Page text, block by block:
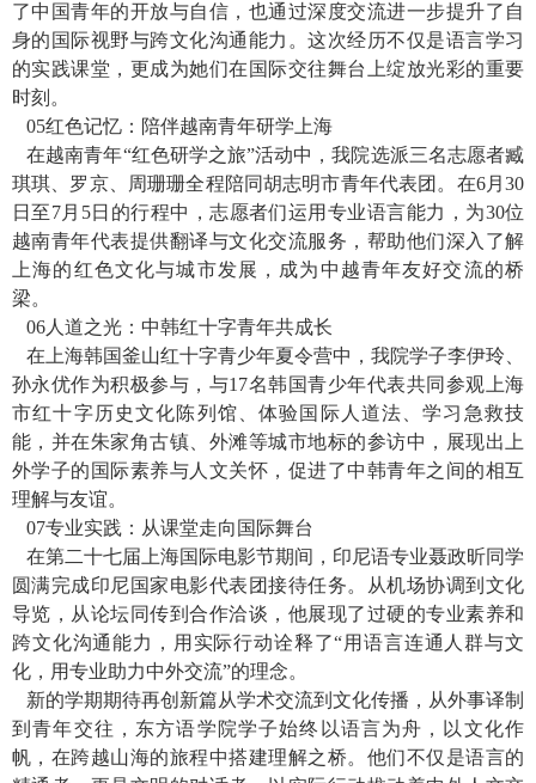
了中国青年的开放与自信，也通过深度交流进一步提升了自
身的国际视野与跨文化沟通能力。这次经历不仅是语言学习
的实践课堂，更成为她们在国际交往舞台上绽放光彩的重要
时刻。
05红色记忆：陪伴越南青年研学上海
在越南青年“红色研学之旅”活动中，我院选派三名志愿者臧
琪琪、罗京、周珊珊全程陪同胡志明市青年代表团。在6月30
日至7月 5日的行程中，志愿者们运用专业语言能力，为30位
越南青年代表提供翻译与文化交流服务，帮助他们深入了解
上海的红色文化与城市发展，成为中越青年友好交流的桥
梁。
06 人道之光：中韩红十字青年共成长
在上海韩国釜山红十字青少年夏令营中，我院学子李伊玲、
孙永优作为积极参与，与17名韩国青少年代表共同参观上海
市红十字历史文化陈列馆、体验国际人道法、学习急救技
能，并在朱家角古镇、外滩等城市地标的参访中，展现出上
外学子的国际素养与人文关怀，促进了中韩青年之间的相互
理解与友谊。
07专业实践：从课堂走向国际舞台
在第二十七届上海国际电影节期间，印尼语专业聂政昕同学
圆满完成印尼国家电影代表团接待任务。从机场协调到文化
导览，从论坛同传到合作洽谈，他展现了过硬的专业素养和
跨文化沟通能力，用实际行动诠释了“用语言连通人群与文
化，用专业助力中外交流”的理念。
新的学期期待再创新篇从学术交流到文化传播，从外事译制
到青年交往，东方语学院学子始终以语言为舟，以文化作
帆，在跨越山海的旅程中搭建理解之桥。他们不仅是语言的